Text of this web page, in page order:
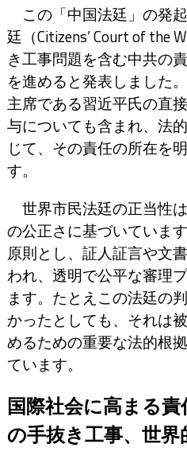
この「中国法廷」の発
廷（Citizens’ Court of the
き工事問題を含む中共の
を進めると発表しました
主席である習近平氏の直
与についても含まれ、法
じて、その責任の所在を
す。
世界市民法廷の正当性
の公正さに基づいていま
原則とし、証人証言や文
われ、透明で公平な審理
ます。たとえこの法廷の
かったとしても、それは
めるための重要な法的根
ています。
国際社会に高まる
の手抜き工事、世界